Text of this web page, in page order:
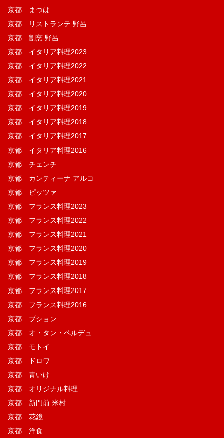
京都 まつは
京都 リストランテ 野呂
京都 割烹 野呂
京都 イタリア料理2023
京都 イタリア料理2022
京都 イタリア料理2021
京都 イタリア料理2020
京都 イタリア料理2019
京都 イタリア料理2018
京都 イタリア料理2017
京都 イタリア料理2016
京都 チェンチ
京都 カンティーナ アルコ
京都 ピッツァ
京都 フランス料理2023
京都 フランス料理2022
京都 フランス料理2021
京都 フランス料理2020
京都 フランス料理2019
京都 フランス料理2018
京都 フランス料理2017
京都 フランス料理2016
京都 ブション
京都 オ・タン・ペルデュ
京都 モトイ
京都 ドロワ
京都 青いけ
京都 オリジナル料理
京都 新門前 米村
京都 花鏡
京都 洋食